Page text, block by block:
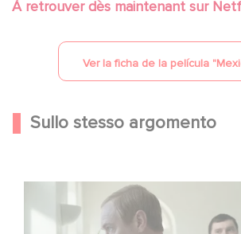
À retrouver dès maintenant sur
Ver la ficha de la película "
Sullo stesso argomento
Between power, secrets, and
who is really pulling the strings.